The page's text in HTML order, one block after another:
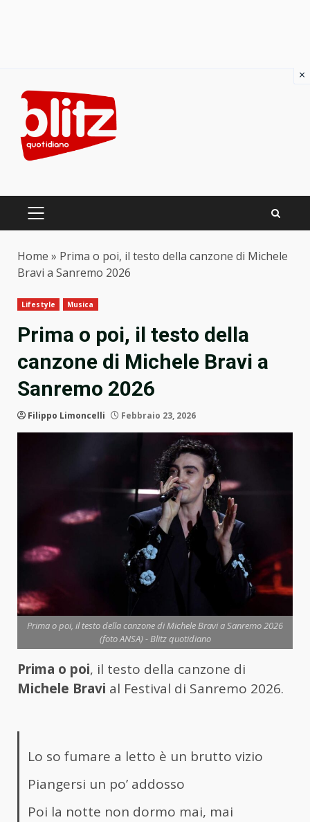
content
PRIMARY
Home » Prima o poi, il testo della canzone di Michele
Bravi a Sanremo 2026
Lifestyle Musica
Prima o poi, il testo della
canzone di Michele Bravi a
Sanremo 2026
Filippo Limoncelli Febbraio 23, 2026
Prima o poi, il testo della canzone di Michele Bravi a Sanremo 2026
(foto ANSA) - Blitz quotidiano
Prima o poi, il testo della canzone di
Michele Bravi al Festival di Sanremo 2026.
Lo so fumare a letto è un brutto vizio
Piangersi un po’ addosso
Poi la notte non dormo mai, mai
×